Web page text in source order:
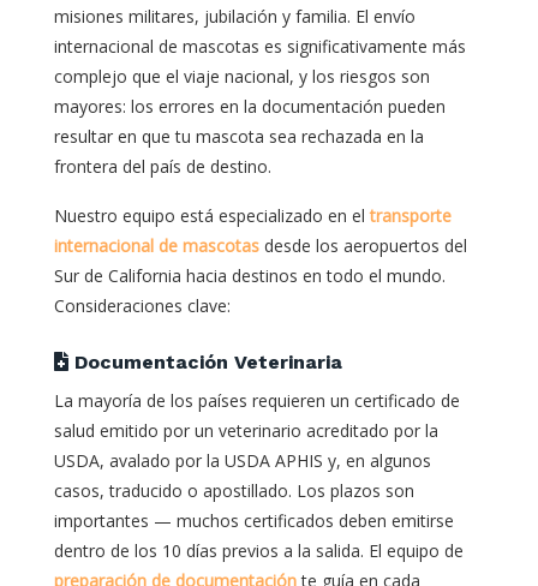
misiones militares, jubilación y familia. El envío
internacional de mascotas es significativamente más
complejo que el viaje nacional, y los riesgos son
mayores: los errores en la documentación pueden
resultar en que tu mascota sea rechazada en la
frontera del país de destino.
Nuestro equipo está especializado en eltransporte
internacional de mascotas desde los aeropuertos del
Sur de California hacia destinos en todo el mundo.
Consideraciones clave:
Documentación Veterinaria
La mayoría de los países requieren un certificado de
salud emitido por un veterinario acreditado por la
USDA, avalado por la USDA APHIS y, en algunos
casos, traducido o apostillado. Los plazos son
importantes — muchos certificados deben emitirse
dentro de los 10 días previos a la salida. El equipo de
preparación de documentaciónte guía en cada